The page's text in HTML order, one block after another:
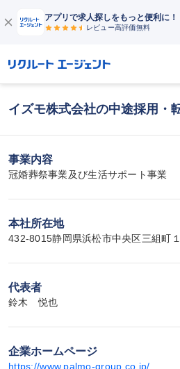
アプリで求人探しをもっと便利に！
レビュー高評価無料
イズモ株式会社の中途採用・
事業内容
冠婚葬祭事業及び生活サポート事業
本社所在地
432-8015静岡県浜松市中央区三組町
代表者
鈴木　悦也
企業ホームページ
https://www.palmo-group.co.jp/